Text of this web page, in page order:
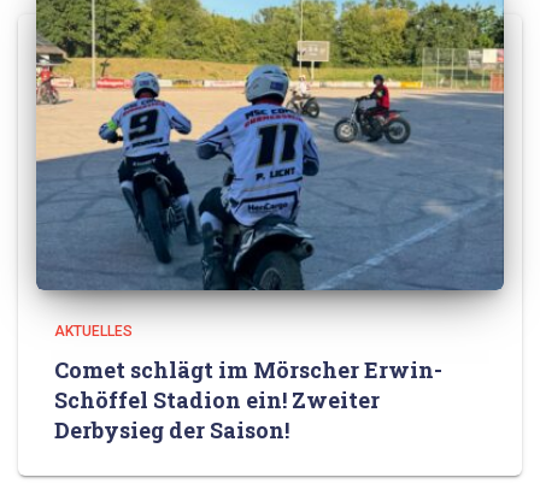
AKTUELLES
Comet schlägt im Mörscher Erwin-
Schöffel Stadion ein! Zweiter
Derbysieg der Saison!